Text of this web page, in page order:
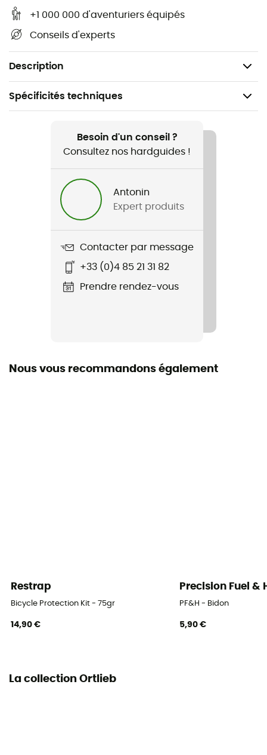
+1 000 000 d'aventuriers équipés
Conseils d'experts
Description
du sac
Matériau : acier inoxydable de haute qualité pour
Contenu : 4 inserts pour crochets QL1/QL2
Spécificités techniques
Homme / Femme
Nom du produit
Inserts pour crochets QL1 / QL2
Origine Européenne Garantie
Besoin d'un conseil ?
Consultez nos hardguides !
Antonin
Expert produits
Contacter par message
+33 (0)4 85 21 31 82
Prendre rendez-vous
Nous vous recommandons également
Restrap
Bicycle Protection Kit - 75gr
14,90 €
Precision Fuel &
PF&H - Bidon
5,90 €
La collection Ortlieb